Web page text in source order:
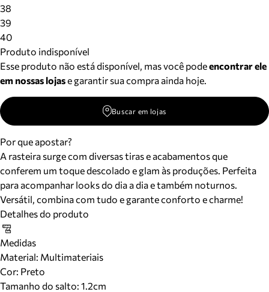
38
39
40
Produto indisponível
Esse produto não está disponível, mas você podeencontrar ele
em nossas lojase garantir sua compra ainda hoje.
Buscar em lojas
Por que apostar?
A rasteira surge com diversas tiras e acabamentos que
conferem um toque descolado e glam às produções. Perfeita
para acompanhar looks do dia a dia e também noturnos.
Versátil, combina com tudo e garante conforto e charme!
Detalhes do produto
Medidas
Material: Multimateriais
Cor: Preto
Tamanho do salto: 1.2cm